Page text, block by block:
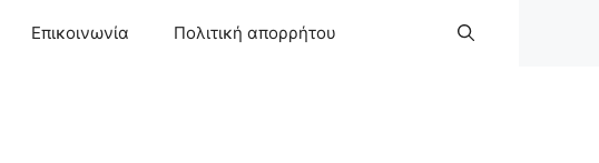
Επικοινωνία Πολιτική απορρήτου